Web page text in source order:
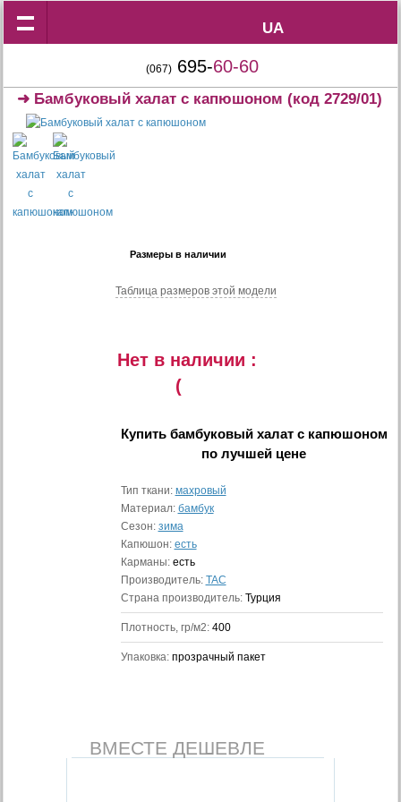
UA
UA
(067) 695-60-60
➜ Бамбуковый халат с капюшоном (код 2729/01)
Размеры в наличии
Таблица размеров этой модели
Нет в наличии :
(
Купить бамбуковый халат с капюшоном
по лучшей цене
Тип ткани: махровый
Материал: бамбук
Сезон: зима
Капюшон: есть
Карманы: есть
Производитель: TAC
Страна производитель: Турция
Плотность, гр/м2: 400
Упаковка: прозрачный пакет
ВМЕСТЕ ДЕШЕВЛЕ